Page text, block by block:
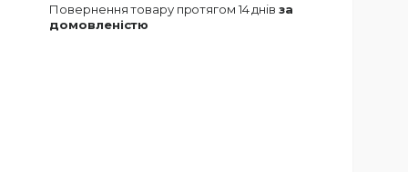
повернення товару протягом 14 днів за
домовленістю